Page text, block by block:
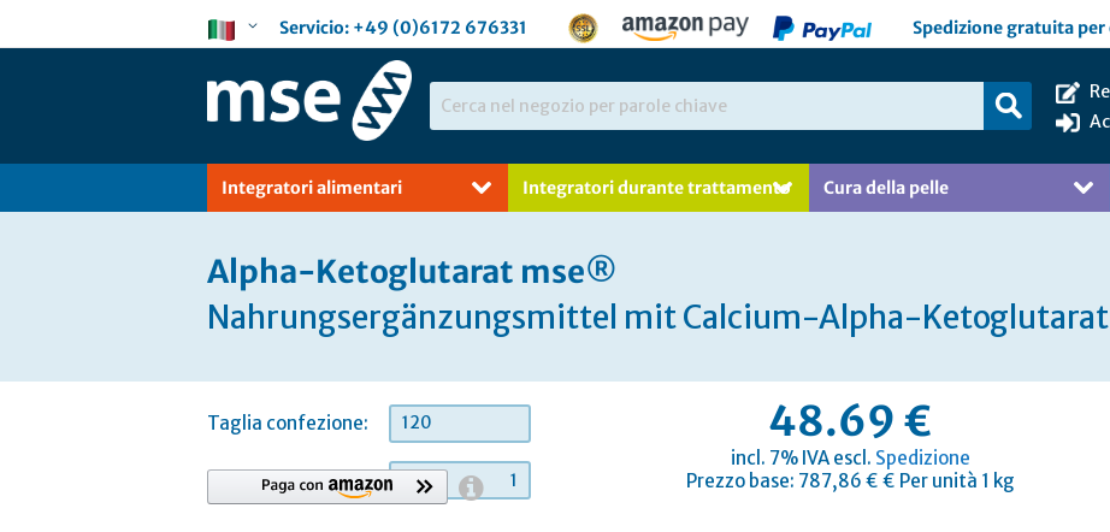
al
Lingua Servicio: +49 (0)6172 676331 Spedizione gratuita
Search
Integratori alimentari Integratori durante trattamento Cura della pelle
Alpha-Ketoglutarat mse®
Nahrungsergänzungsmittel mit Calcium-Alpha-Ketoglutarat
Taglia confezione: 120
quantità:
48.69 €
incl. 7% IVA escl. Spedizione
Prezzo base: 787,86 € € Per unità 1 kg